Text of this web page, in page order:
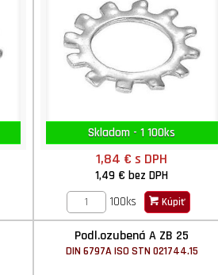
Skladom - 1 100ks
1,84 €s DPH
1,49 €bez DPH
100ks
Kúpiť
Podl.ozubená A ZB 25
DIN 6797A ISO STN 021744.15